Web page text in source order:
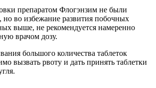
препаратом Флогэнзим не были
но во избежание развития побочных
выше, не рекомендуется намеренно
врачом дозу.
большого количества таблеток
вызвать рвоту и дать принять таблетки